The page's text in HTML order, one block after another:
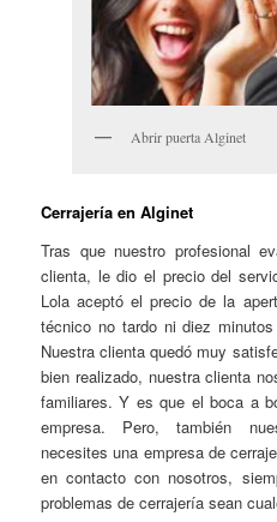
Abrir puerta Alginet
Cerrajería en Alginet
Tras que nuestro profesional
clienta, le dio el precio del
Lola aceptó el precio de la
técnico no tardo ni diez
Nuestra clienta quedó muy
bien realizado, nuestra clienta
familiares. Y es que el boca a
empresa. Pero, también
necesites una empresa de
en contacto con nosotros,
problemas de cerrajería sean